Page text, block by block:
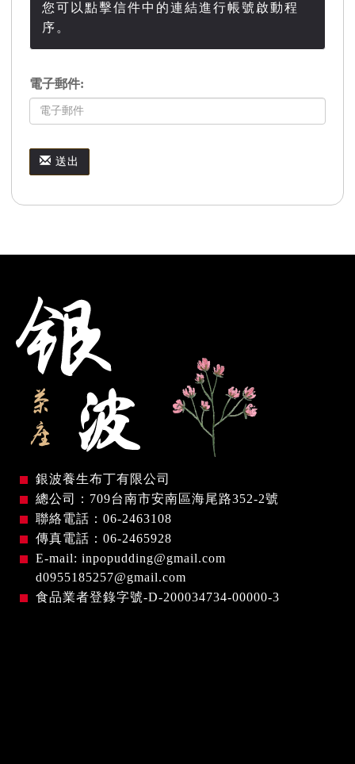
您可以點擊信件中的連結進行帳號啟動程
序。
電子郵件:
送出
銀波養生布丁有限公司
總公司：709台南市安南區海尾路352-2號
聯絡電話： 06-2463108
傳真電話：06-2465928
E-mail: inpopudding@gmail.com
d0955185257@gmail.com
食品業者登錄字號-D-200034734-00000-3